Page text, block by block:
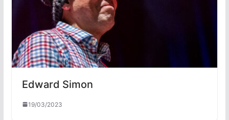
Edward Simon
19/03/2023